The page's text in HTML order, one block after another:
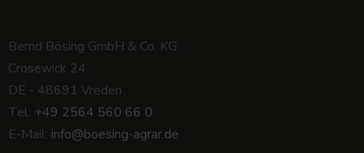
Bernd Bösing GmbH & Co. KG
Crosewick 24
DE - 48691 Vreden
Tel: +49 2564 560 66 0
E-Mail: info@boesing-agrar.de